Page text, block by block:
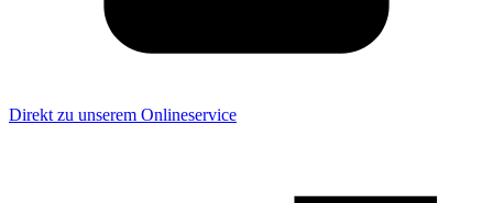
Direkt zu unserem Onlineservice